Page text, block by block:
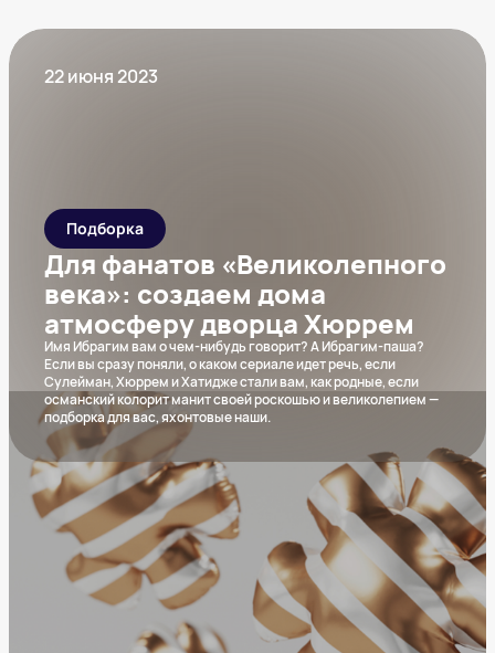
22 июня 2023
Подборка
Для фанатов «Великолепного
века»: создаем дома
атмосферу дворца Хюррем
Имя Ибрагим вам о чем-нибудь говорит? А Ибрагим-паша?
Если вы сразу поняли, о каком сериале идет речь, если
Сулейман, Хюррем и Хатидже стали вам, как родные, если
османский колорит манит своей роскошью и великолепием —
подборка для вас, яхонтовые наши.